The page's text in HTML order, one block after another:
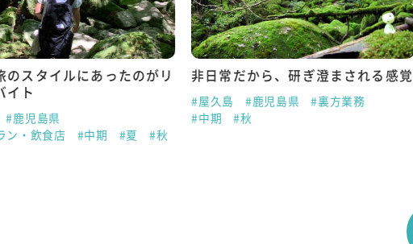
から、研ぎ澄まされる感覚
#鹿児島県
南国パラダイス★種子島にカルチャ
ーショック（笑）
#種子島 #鹿児島県